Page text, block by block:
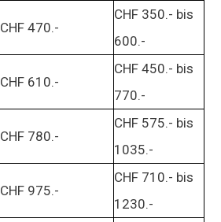
CHF 470.-
CHF 350.- bis
600.-
CHF 610.-
CHF 450.- bis
770.-
CHF 780.-
CHF 575.- bis
1035.-
CHF 975.-
CHF 710.- bis
1230.-